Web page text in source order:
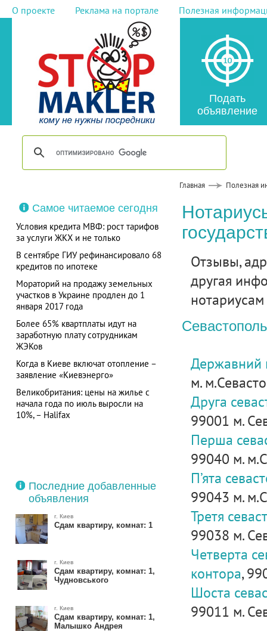
О проекте Реклама на портале Полезная
Подать
объявление
Главная Полезная
Самое читаемое сегодня
Условия кредита МВФ: рост тарифов
за услуги ЖКХ и не только
В сентябре ГИУ рефинансировало 68
кредитов по ипотеке
Мораторий на продажу земельных
участков в Украине продлен до 1
января 2017 года
Более 65% квартплаты идут на
заработную плату сотрудникам
ЖЭКов
Когда в Киеве включат отопление –
заявление «Киевэнерго»
Великобритания: цены на жилье с
начала года по июль выросли на
10%, – Halifax
Последние добавленные
объявления
г. Киев
Сдам квартиру, комнат: 1
г. Киев
Сдам квартиру, комнат: 1,
Чудновського
г. Киев
Сдам квартиру, комнат: 1,
Малышко Андрея
Отзывы,
другая
Севастополь
Державний
м.
Друга
99001 м.
Перша
99040 м.
П’ята
99043 м.
Третя
99038 м.
Четверта
контора,
Шоста
99011 м.